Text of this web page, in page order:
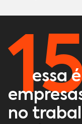
essa
no